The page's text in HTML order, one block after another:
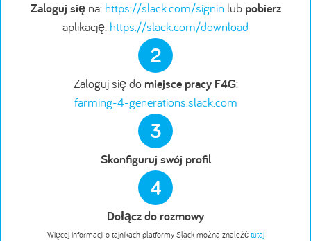
Zaloguj sięna: https://slack.com/signin lub pobierz
aplikację: https://slack.com/download
2
Zaloguj się do miejsce pracy F4G:
farming-4-generations.slack.com
3
Skonfiguruj swój profil
4
Dołącz do rozmowy
Więcej informacji o tajnikach platformy Slack można znaleźć tutaj